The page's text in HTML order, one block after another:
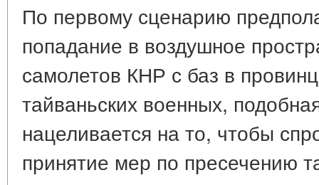
По первому сценарию
попадание в воздушное
самолетов КНР с баз в
тайваньских военных,
нацеливается на то, чтобы
принятие мер по пресечению